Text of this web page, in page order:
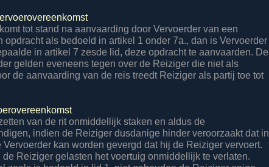
tot stand na aanvaarding door Vervoerder van een
opdracht als bedoeld in artikel 1 onder 7a., dan is Vervoerder
in artikel 7 zesde lid, deze opdracht te aanvaarden. De
gelden eveneens tegen over de Reiziger die niet als
de aanvaarding van de reis treedt Reiziger als partij toe tot
van de rit onmiddellijk staken en aldus de
indien de Reiziger dusdanige hinder veroorzaakt dat in
kan worden gevergd dat hij de Reiziger vervoert.
Reiziger gelasten het voertuig onmiddellijk te verlaten.